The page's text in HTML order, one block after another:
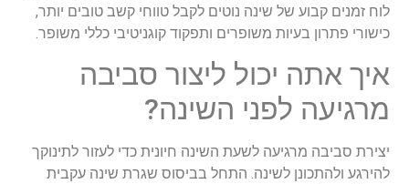
לוח זמנים קבוע של שינה נוטים לקבל טווחי קשב טובים יותר,
כישורי פתרון בעיות משופרים ותפקוד קוגניטיבי כללי משופר.
איך אתה יכול ליצור סביבה
מרגיעה לפני השינה?
יצירת סביבה מרגיעה לשעת השינה חיונית כדי לעזור לתינוקך
להירגע ולהתכונן לשינה. התחל בביסוס שגרת שינה עקבית